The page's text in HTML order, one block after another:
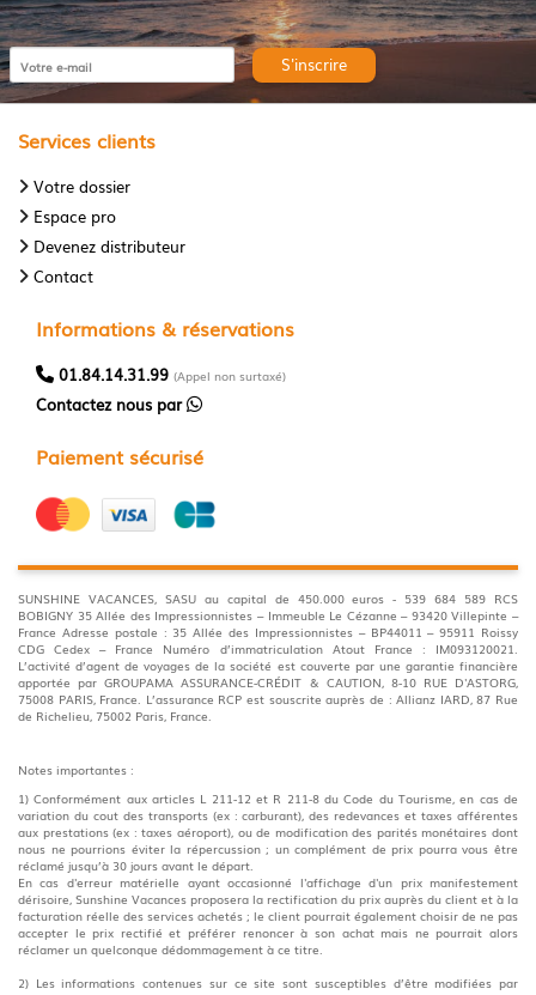
S'inscrire
Services clients
Votre dossier
Espace pro
Devenez distributeur
Contact
Informations & réservations
01.84.14.31.99 (Appel non surtaxé)
Contactez nous par
Paiement sécurisé
SUNSHINE VACANCES, SASU au capital de 450.000 euros - 539 684 589 RCS
BOBIGNY 35 Allée des Impressionnistes – Immeuble Le Cézanne – 93420 Villepinte –
France Adresse postale : 35 Allée des Impressionnistes – BP44011 – 95911 Roissy
CDG Cedex – France Numéro d’immatriculation Atout France : IM093120021.
L’activité d’agent de voyages de la société est couverte par une garantie financière
apportée par GROUPAMA ASSURANCE-CRÉDIT & CAUTION, 8-10 RUE D'ASTORG,
75008 PARIS, France. L’assurance RCP est souscrite auprès de : Allianz IARD, 87 Rue
de Richelieu, 75002 Paris, France.
Notes importantes :
1) Conformément aux articles L 211-12 et R 211-8 du Code du Tourisme, en cas de
variation du cout des transports (ex : carburant), des redevances et taxes afférentes
aux prestations (ex : taxes aéroport), ou de modification des parités monétaires dont
nous ne pourrions éviter la répercussion ; un complément de prix pourra vous être
réclamé jusqu’à 30 jours avant le départ.
En cas d'erreur matérielle ayant occasionné l'affichage d'un prix manifestement
dérisoire, Sunshine Vacances proposera la rectification du prix auprès du client et à la
facturation réelle des services achetés ; le client pourrait également choisir de ne pas
accepter le prix rectifié et préférer renoncer à son achat mais ne pourrait alors
réclamer un quelconque dédommagement à ce titre.
2) Les informations contenues sur ce site sont susceptibles d’être modifiées par